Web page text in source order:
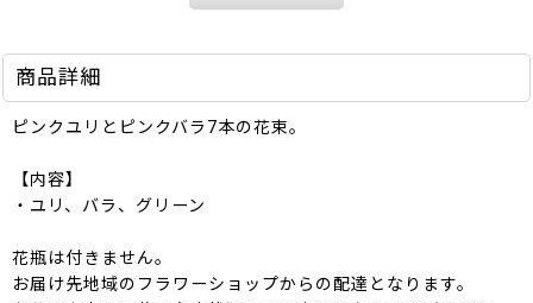
商品詳細
ピンクユリとピンクバラ7本の花束。
【内容】
・ユリ、バラ、グリーン
花瓶は付きません。
お届け先地域のフラワーショップからの配達となります。